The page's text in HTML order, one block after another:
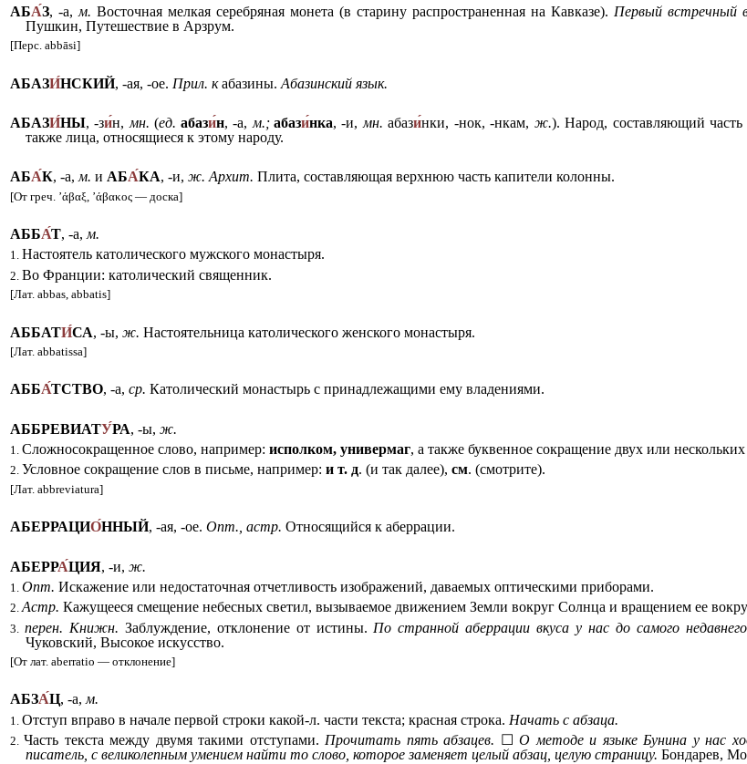
АБАЗ, -а, м. Восточная мелкая серебряная монета (в старину распространенная на Кавказе). Первый встречный
Пушкин, Путешествие в Арзрум.
[Перс. abbāsi]
АБАЗИНСКИЙ, -ая, -ое. Прил. кабазины. Абазинский язык.
АБАЗИНЫ, -зин, мн. (ед. абазин, -а, м.; абазинка, -и, мн. абазинки, -нок, -нкам, ж.). Народ, составляющий часть
также лица, относящиеся к этому народу.
АБАК, -а, м. и АБАКА, -и, ж. Архит. Плита, составляющая верхнюю часть капители колонны.
[От греч. ’άβαξ, ’άβακος — доска]
АББАТ, -а, м.
1. Настоятель католического мужского монастыря.
2. Во Франции: католический священник.
[Лат. abbas, abbatis]
АББАТИСА, -ы, ж. Настоятельница католического женского монастыря.
[Лат. abbatissa]
АББАТСТВО, -а, ср. Католический монастырь с принадлежащими ему владениями.
АББРЕВИАТУРА, -ы, ж.
1. Сложносокращенное слово, например: исполком, универмаг, а также буквенное сокращение двух или
2. Условное сокращение слов в письме, например: и т. д. (и так далее), см. (смотрите).
[Лат. abbreviatura]
АБЕРРАЦИОННЫЙ, -ая, -ое. Опт., астр. Относящийся к аберрации.
АБЕРРАЦИЯ, -и, ж.
1. Опт. Искажение или недостаточная отчетливость изображений, даваемых оптическими приборами.
2.Астр. Кажущееся смещение небесных светил, вызываемое движением Земли вокруг Солнца и вращением ее
3. перен. Книжн. Заблуждение, отклонение от истины. По странной аберрации вкуса у нас до самого
Чуковский, Высокое искусство.
[От лат. aberratio — отклонение]
АБЗАЦ, -а,м.
1. Отступ вправо в начале первой строки какой-л. части текста; красная строка. Начать с абзаца.
2. Часть текста между двумя такими отступами. Прочитать пять абзацев. ☐О методе и языке Бунина у нас
писатель, с великолепным умением найти то слово, которое заменяет целый абзац, целую страницу. Бондарев,